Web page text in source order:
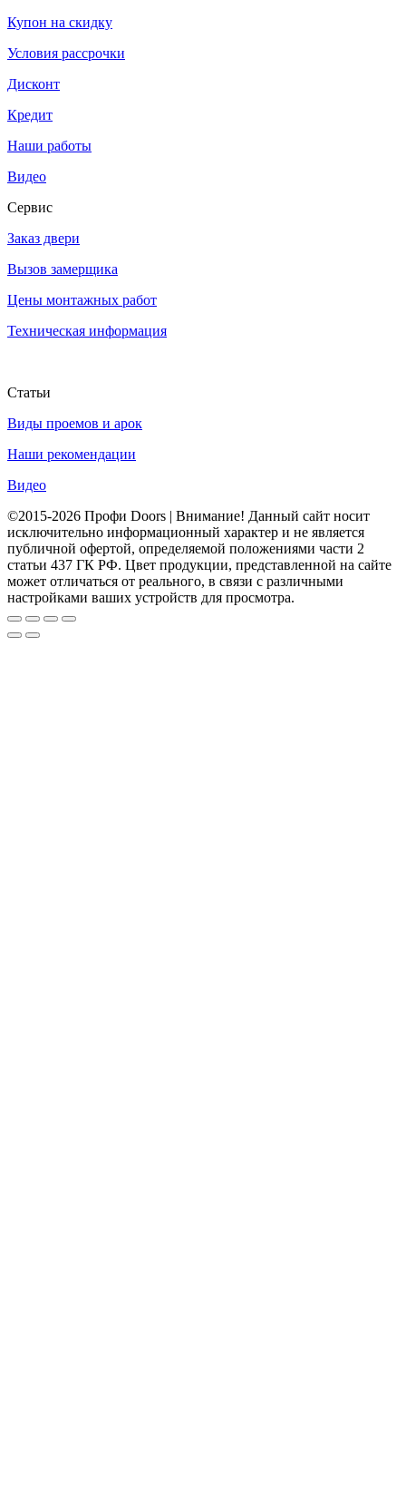
Купон на скидку
Условия рассрочки
Дисконт
Кредит
Наши работы
Видео
Сервис
Заказ двери
Вызов замерщика
Цены монтажных работ
Техническая информация
Статьи
Виды проемов и арок
Наши рекомендации
Видео
©2015-2026 Профи Doors | Внимание! Данный сайт носит
исключительно информационный характер и не является
публичной офертой, определяемой положениями части 2
статьи 437 ГК РФ. Цвет продукции, представленной на сайте
может отличаться от реального, в связи с различными
настройками ваших устройств для просмотра.